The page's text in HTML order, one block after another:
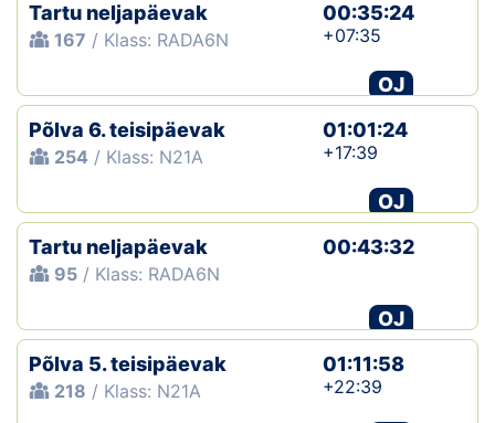
Püsirajad
Koolitused
OTSI
Tartu neljapäevak
167 / Klass: RADA6N
00:35:24
+07:35
OJ
Põlva 6. teisipäevak
254 / Klass: N21A
01:01:24
+17:39
OJ
Tartu neljapäevak
95 / Klass: RADA6N
00:43:32
OJ
Põlva 5. teisipäevak
218 / Klass: N21A
01:11:58
+22:39